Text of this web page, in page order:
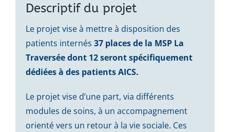
Descriptif du projet
Le projet vise à mettre à disposition des
patients internés 37 places de la MSP La
Traversée dont 12 seront spécifiquement
dédiées à des patients AICS.
Le projet vise d’une part, via différents
modules de soins, à un accompagnement
orienté vers un retour à la vie sociale. Ces